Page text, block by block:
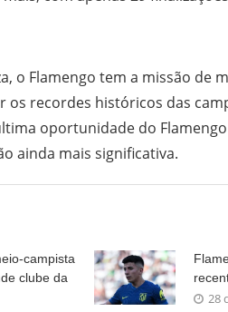
o Flamengo tem a missão de
recordes históricos das
oportunidade do
ainda mais significativa.
campista
clube da
28